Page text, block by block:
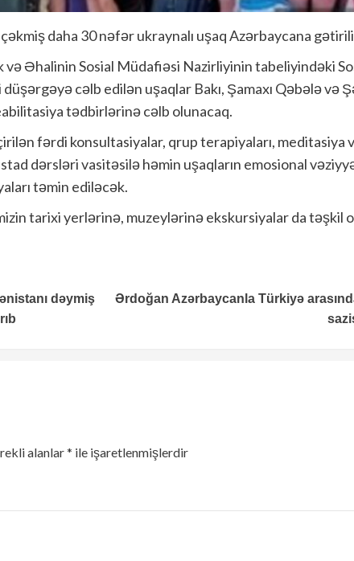
daha 30 nəfər ukraynalı uşaq Azərbaycana
Əhalinin Sosial Müdafiəsi Nazirliyinin tabeliyindəki
cəlb edilən uşaqlar Bakı, Şamaxı Qəbələ və
tədbirlərinə cəlb olunacaq.
fərdi konsultasiyalar, qrup terapiyaları, meditasiya
dərsləri vasitəsilə həmin uşaqların emosional
təmin ediləcək.
tarixi yerlərinə, muzeylərinə ekskursiyalar da təşkil
dəymiş
Ərdoğan Azərbaycanla Türkiyə
alanlar* ile işaretlenmişlerdir